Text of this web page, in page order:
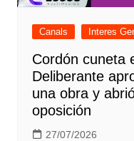
Canals Interes
Cordón cuneta
Deliberante
una obra y
oposición
27/07/2026